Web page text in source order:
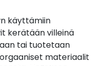
käyttämiin
kerätään villeinä
tai tuotetaan
materiaalit